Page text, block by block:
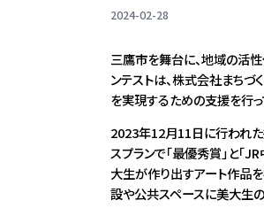
2024-02-28
三鷹市を舞台に、地域の活性
ンテストは、株式会社まちづ
を実現するための支援を行っ
2023年12月11日に行われた
スプランで「最優秀賞」と「
大生が作り出すアート作品
設や公共スペースに美大生